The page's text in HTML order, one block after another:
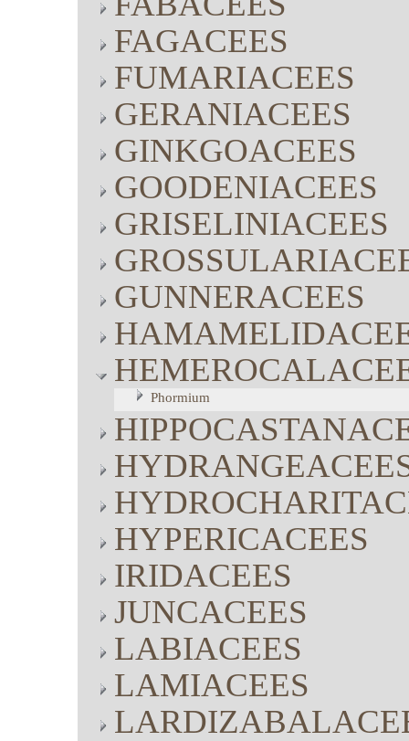
FAGACEES
FUMARIACEES
GERANIACEES
GINKGOACEES
GOODENIACEES
GRISELINIACEES
GUNNERACEES
Phormium
HYPERICACEES
IRIDACEES
JUNCACEES
LABIACEES
LAMIACEES